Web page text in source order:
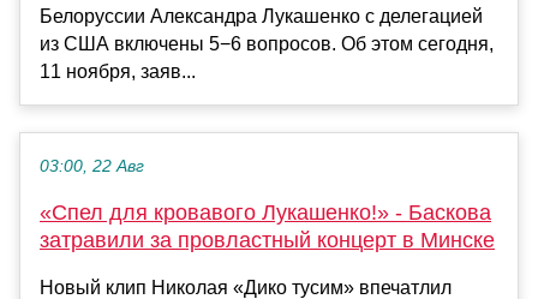
Белоруссии Александра Лукашенко с делегацией
из США включены 5−6 вопросов. Об этом сегодня,
11 ноября, заяв...
03:00, 22 Авг
«Спел для кровавого Лукашенко!» - Баскова
затравили за провластный концерт в Минске
Новый клип Николая «Дико тусим» впечатлил